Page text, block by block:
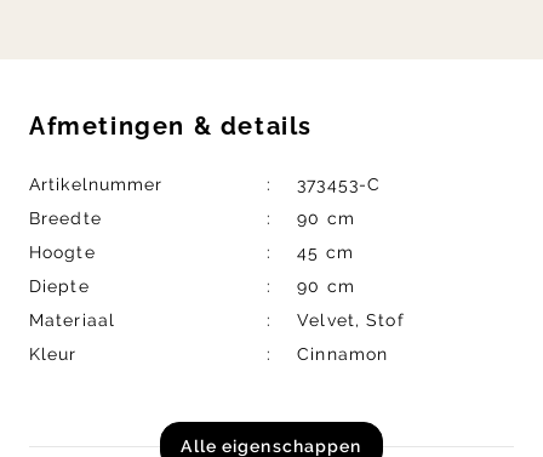
Afmetingen & details
Artikelnummer
373453-C
Breedte
90 cm
Hoogte
45 cm
Diepte
90 cm
Materiaal
Velvet, Stof
Kleur
Cinnamon
Alle eigenschappen